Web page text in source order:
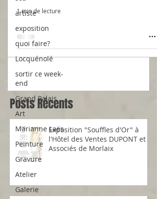
artiste
exposition
quoi faire?
Locquénolé
sortir ce week-
end
Grand Palais
Art
Marianne Laës
Peinture
Gravure
Atelier
Galerie
1 min de lecture
Posts Récents
Exposition "Souffles d'Or" à
l'Hôtel des Ventes DUPONT et
Associés de Morlaix